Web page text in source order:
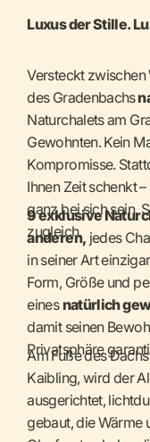
Luxus der Stille.
Versteckt zwischen
des Gradenbachs
Naturchalets am
Gewohnten. Kein
Kompromisse.
Ihnen Zeit schenkt
ganz bei sich sein.
zugleich.
9 exklusive
anderen, jedes
in seiner Art
Form, Größe und
eines natürlich
damit seinen
Privatsphäre
Am Fuße des
Kaibling, wird der
ausgerichtet,
gebaut, die Wärme